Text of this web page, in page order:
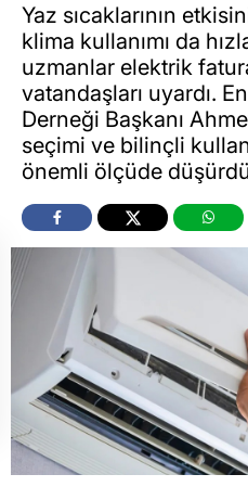
Yaz sıcaklarının
klima kullanımı da
uzmanlar elektrik
vatandaşları uyardı.
Derneği Başkanı
seçimi ve bilinçli
önemli ölçüde